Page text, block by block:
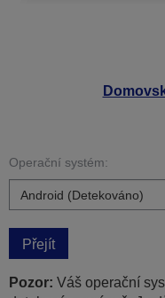
Operační systém:
Přejít
Pozor: Váš operační